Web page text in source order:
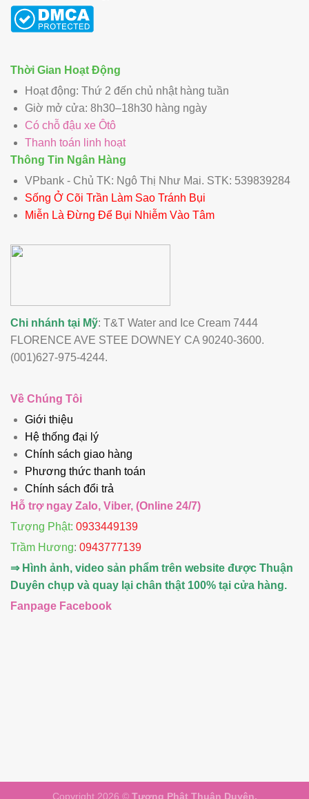
Thời Gian Hoạt Động
Hoạt động: Thứ 2 đến chủ nhật hàng tuần
Giờ mở cửa: 8h30–18h30 hàng ngày
Có chỗ đậu xe Ôtô
Thanh toán linh hoạt
Thông Tin Ngân Hàng
VPbank - Chủ TK: Ngô Thị Như Mai. STK: 539839284
Sống Ở Cõi Trần Làm Sao Tránh Bụi
Miễn Là Đừng Để Bụi Nhiễm Vào Tâm
Chi nhánh tại Mỹ: T&T Water and Ice Cream 7444
FLORENCE AVE STEE DOWNEY CA 90240-3600.
(001)627-975-4244.
Về Chúng Tôi
Giới thiệu
Hệ thống đại lý
Chính sách giao hàng
Phương thức thanh toán
Chính sách đổi trả
Hỗ trợ ngay Zalo, Viber, (Online 24/7)
Tượng Phật: 0933449139
Trầm Hương: 0943777139
⇒ Hình ảnh, video sản phẩm trên website được Thuận
Duyên chụp và quay lại chân thật 100% tại cửa hàng.
Fanpage Facebook
Copyright 2026 © Tượng Phật Thuận Duyên.